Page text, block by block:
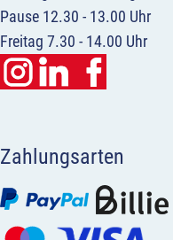
Pause 12.30 - 13.00 Uhr
Freitag 7.30 - 14.00 Uhr
Zahlungsarten